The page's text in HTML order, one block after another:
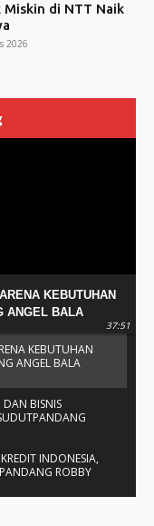
Miskin di NTT Naik
2026
KEBUTUHAN
ANGEL BALA
37:51
KEBUTUHAN
ANGEL BALA
DAN BISNIS
INDONESIA,
ROBBY